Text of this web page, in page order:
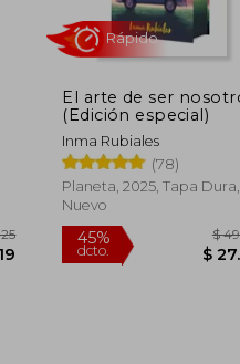
El arte de ser
(Edición especial)
Inma Rubiales
(78)
Planeta, 2025, Tapa Dura,
Nuevo
Rápido